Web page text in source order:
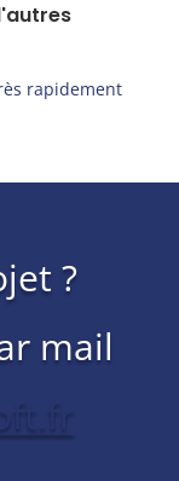
rapidement
?
mail